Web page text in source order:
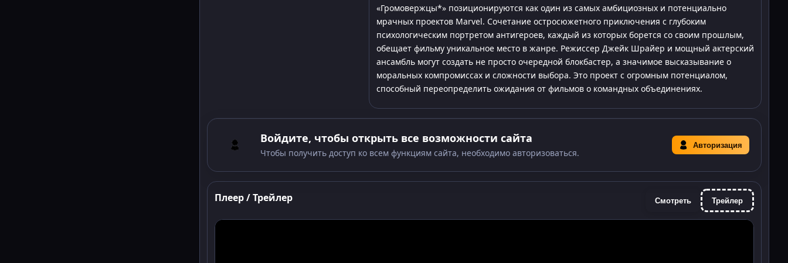
«Громовержцы*» позиционируются как один из самых амбициозных и потенциально
мрачных проектов Marvel. Сочетание остросюжетного приключения с глубоким
психологическим портретом антигероев, каждый из которых борется со своим прошлым,
обещает фильму уникальное место в жанре. Режиссер Джейк Шрайер и мощный актерский
ансамбль могут создать не просто очередной блокбастер, а значимое высказывание о
моральных компромиссах и сложности выбора. Это проект с огромным потенциалом,
способный переопределить ожидания от фильмов о командных объединениях.
Войдите, чтобы открыть все возможности сайта
Чтобы получить доступ ко всем функциям сайта, необходимо авторизоваться.
Авторизация
Плеер / Трейлер Смотреть Трейлер